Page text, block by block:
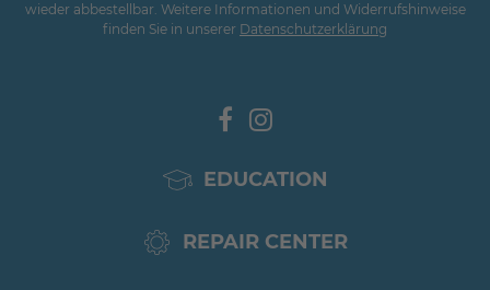
wieder abbestellbar. Weitere Informationen und Widerrufshinweise
finden Sie in unserer Daten­schutz­erklärung
EDUCATION
REPAIR CENTER